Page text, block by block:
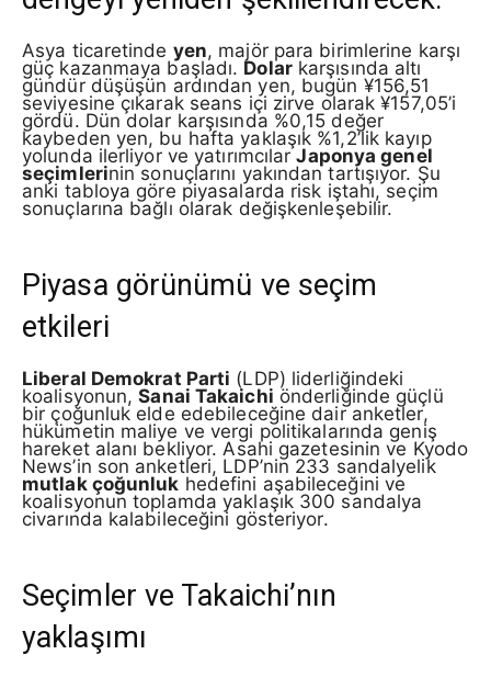
Asya ticaretinde yen, majör para birimlerine karşı
güç kazanmaya başladı. Dolarkarşısında altı
gündür düşüşün ardından yen, bugün ¥156,51
seviyesine çıkarak seans içi zirve olarak ¥157,05’i
gördü. Dün dolar karşısında %0,15 değer
kaybeden yen, bu hafta yaklaşık %1,2’lik kayıp
yolunda ilerliyor ve yatırımcılarJaponya genel
seçimlerinin sonuçlarını yakından tartışıyor. Şu
anki tabloya göre piyasalarda risk iştahı, seçim
sonuçlarına bağlı olarak değişkenleşebilir.
Piyasa görünümü ve seçim
etkileri
Liberal Demokrat Parti (LDP) liderliğindeki
koalisyonun,Sanai Takaichi önderliğinde güçlü
bir çoğunluk elde edebileceğine dair anketler,
hükümetin maliye ve vergi politikalarında geniş
hareket alanı bekliyor. Asahi gazetesinin ve Kyodo
News’in son anketleri, LDP’nin 233 sandalyelik
mutlak çoğunluk hedefini aşabileceğini ve
koalisyonun toplamda yaklaşık 300 sandalya
civarında kalabileceğini gösteriyor.
Seçimler ve Takaichi’nın
yaklaşımı